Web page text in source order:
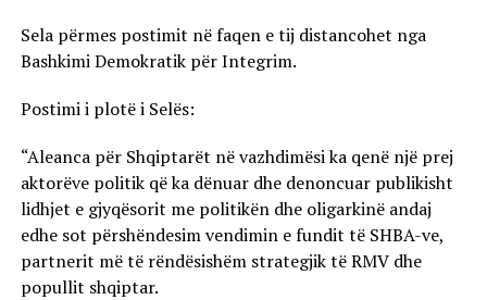
Sela përmes postimit në faqen e tij distancohet nga
Bashkimi Demokratik për Integrim.
Postimi i plotë i Selës:
“Aleanca për Shqiptarët në vazhdimësi ka qenë një prej
aktorëve politik që ka dënuar dhe denoncuar publikisht
lidhjet e gjyqësorit me politikën dhe oligarkinë andaj
edhe sot përshëndesim vendimin e fundit të SHBA-ve,
partnerit më të rëndësishëm strategjik të RMV dhe
popullit shqiptar.